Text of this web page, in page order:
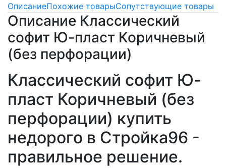
ОписаниеПохожие товарыСопутствующие товары
Описание Классический
софит Ю-пласт Коричневый
(без перфорации)
Классический софит Ю-
пласт Коричневый (без
перфорации) купить
недорого в Стройка96 -
правильное решение.